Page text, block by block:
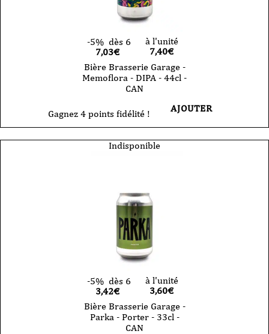
-5% dès 6
7,03€
à l'unité
7,40€
Bière Brasserie Garage -
Memoflora - DIPA - 44cl -
CAN
Gagnez 4 points fidélité ! AJOUTER
Indisponible
-5% dès 6
3,42€
à l'unité
3,60€
Bière Brasserie Garage -
Parka - Porter - 33cl -
CAN